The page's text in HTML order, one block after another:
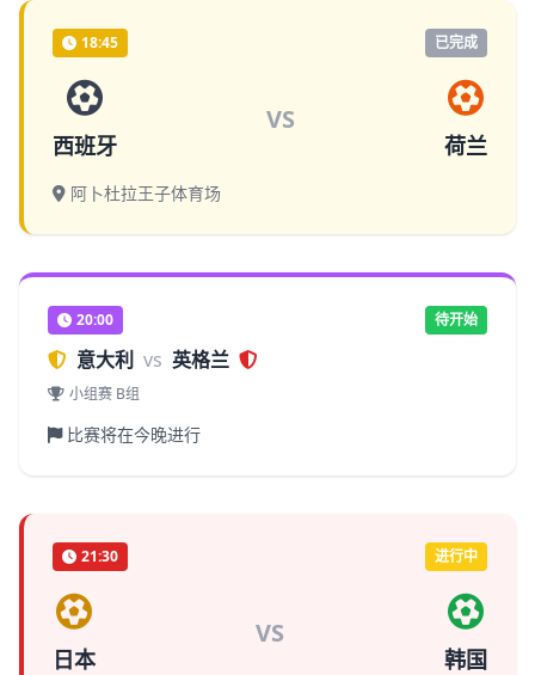
18:45 已完成
西班牙
VS
荷兰
阿卜杜拉王子体育场
20:00 待开始
意大利 vs 英格兰
小组赛 B组
比赛将在今晚进行
21:30 进行中
日本
VS
韩国